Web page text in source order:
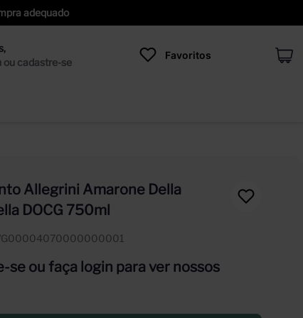
adequado
Favoritos
Allegrini Amarone Della
DOCG 750ml
se ou faça login para ver nossos